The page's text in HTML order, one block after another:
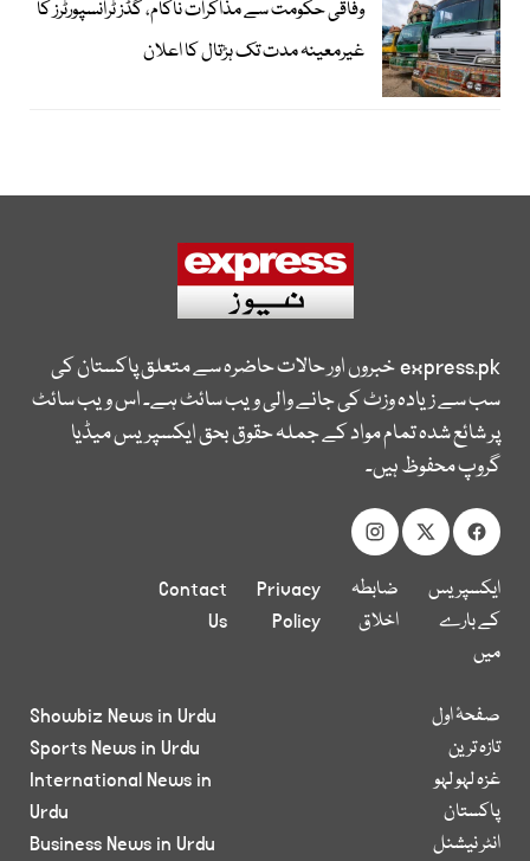
وفاقی حکومت سے مذاکرات ناکام، گڈز ٹرانسپورٹرز کا
غیرمعینہ مدت تک ہڑتال کا اعلان
express.pkخبروں اور حالات حاضرہ سے متعلق پاکستان کی
سب سے زیادہ وزٹ کی جانے والی ویب سائٹ ہے۔ اس ویب سائٹ
پر شائع شدہ تمام مواد کے جملہ حقوق بحق ایکسپریس میڈیا
گروپ محفوظ ہیں۔
ایکسپریس
کے بارے
میں
ضابطہ
اخلاق
Privacy
Policy
Contact
Us
صفحۂ اول
تازہ ترین
غزہ لہو لہو
پاکستان
انٹر نیشنل
Showbiz News in Urdu
Sports News in Urdu
International News in
Urdu
Business News in Urdu